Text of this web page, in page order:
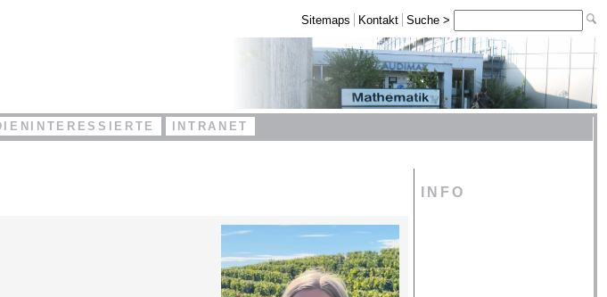
Sitemaps Kontakt Suche >
INTRANET
INFO